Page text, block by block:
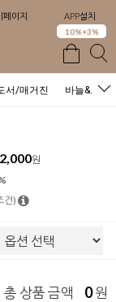
페이지 APP설치
10%+3%
서/매거진 바늘&도구
원
건)
총 상품 금액 0원